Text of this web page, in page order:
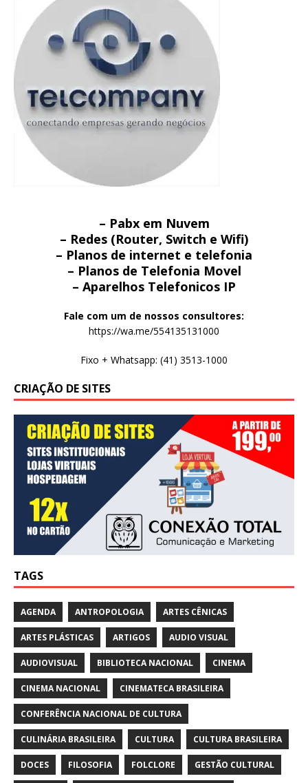
– Pabx em Nuvem
– Redes (Router, Switch e Wifi)
– Planos de internet e telefonia
– Planos de Telefonia Movel
– Aparelhos Telefonicos IP
Fale com um de nossos consultores:
https://wa.me/554135131000
Fixo + Whatsapp: (41) 3513-1000
CRIAÇÃO DE SITES
TAGS
AGENDA ANTROPOLOGIA ARTES CÊNICAS
ARTES PLÁSTICAS ARTIGOS AUDIO VISUAL
AUDIOVISUAL BIBLIOTECA NACIONAL CINEMA
CINEMA NACIONAL CINEMATECA BRASILEIRA
CONFERÊNCIA NACIONAL DE CULTURA
CULINÁRIA BRASILEIRA CULTURA CULTURA BRASILEIRA
DOCES FILOSOFIA FOLCLORE GESTÃO CULTURAL